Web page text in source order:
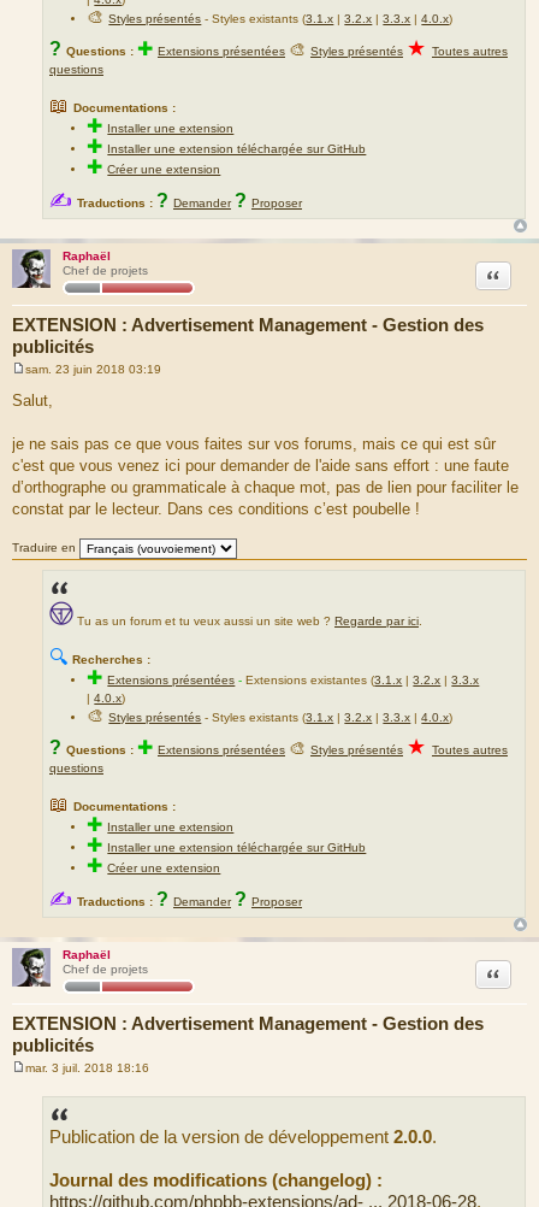
🎨Styles présentés - Styles existants (3.1.x |3.2.x |3.3.x |4.0.x)
? Questions : ✚ Extensions présentées 🎨 Styles présentés ★ Toutes autres
questions
📖 Documentations :
✚ Installer une extension
✚ Installer une extension téléchargée sur GitHub
✚Créer une extension
✍ Traductions : ? Demander ? Proposer
Raphaël
Chef de projets
EXTENSION : Advertisement Management - Gestion des
publicités
Citation
e
s
a
g
e
sam. 23 juin 2018 03:19
Salut,
je ne sais pas ce que vous faites sur vos forums, mais ce qui est sûr
c'est que vous venez ici pour demander de l'aide sans effort : une faute
d’orthographe ou grammaticale à chaque mot, pas de lien pour faciliter le
constat par le lecteur. Dans ces conditions c’est poubelle !
Traduire en
Tu as un forum et tu veux aussi un site web ? Regarde par ici
🔍 Recherches :
✚Extensions présentées -Extensions existantes (3.1.x |3.2.x |3.3.x
|4.0.x)
🎨Styles présentés - Styles existants (3.1.x |3.2.x |3.3.x |4.0.x)
? Questions : ✚ Extensions présentées 🎨 Styles présentés ★ Toutes autres
questions
📖 Documentations :
✚ Installer une extension
✚ Installer une extension téléchargée sur GitHub
✚Créer une extension
✍ Traductions : ? Demander ? Proposer
Raphaël
Chef de projets
EXTENSION : Advertisement Management - Gestion des
publicités
Citation
mar. 3 juil. 2018 18:16
Publication de la version de développement 2.0.0.
Journal des modifications (changelog) :
https://github.com/phpbb-extensions/ad- ... 2018-06-28.